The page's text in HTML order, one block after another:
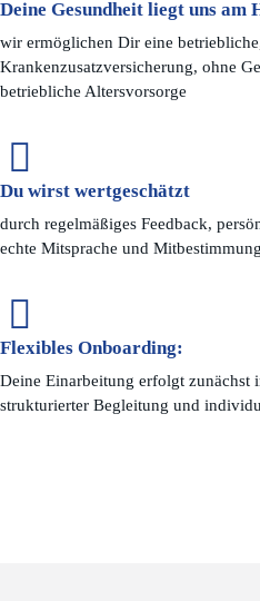
Deine Gesundheit liegt uns am
wir ermöglichen Dir eine
Krankenzusatzversicherung, ohne
betriebliche Altersvorsorge
Du wirst wertgeschätzt
durch regelmäßiges Feedback,
echte Mitsprache und Mitbestimmung
Flexibles Onboarding:
Deine Einarbeitung erfolgt zunächst
strukturierter Begleitung und